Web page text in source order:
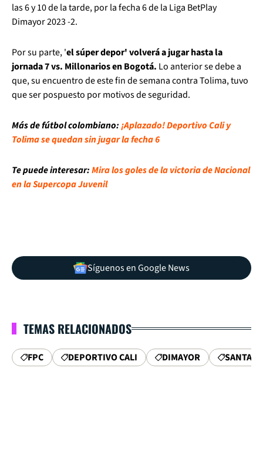
las 6 y 10 de la tarde, por la fecha 6 de la Liga BetPlay
Dimayor 2023 -2.
Por su parte, 'el súper depor' volverá a jugar hasta la
jornada 7 vs. Millonarios en Bogotá. Lo anterior se debe a
que, su encuentro de este fin de semana contra Tolima, tuvo
que ser pospuesto por motivos de seguridad.
Más de fútbol colombiano:¡Aplazado! Deportivo Cali y
Tolima se quedan sin jugar la fecha 6
Te puede interesar:Mira los goles de la victoria de Nacional
en la Supercopa Juvenil
Síguenos en Google News
TEMAS RELACIONADOS
FPC DEPORTIVO CALI DIMAYOR SANTA FE